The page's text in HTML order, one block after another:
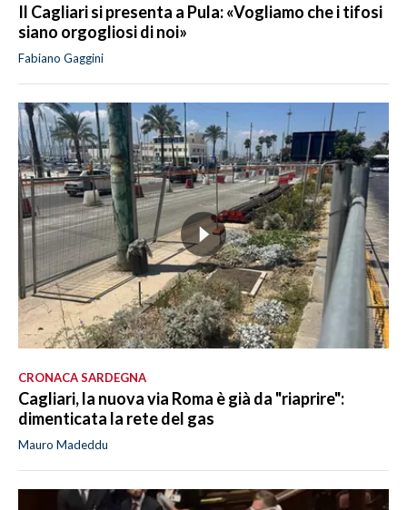
Il Cagliari si presenta a Pula: «Vogliamo che i tifosi
siano orgogliosi di noi»
Fabiano Gaggini
CRONACA SARDEGNA
Cagliari, la nuova via Roma è già da "riaprire":
dimenticata la rete del gas
Mauro Madeddu